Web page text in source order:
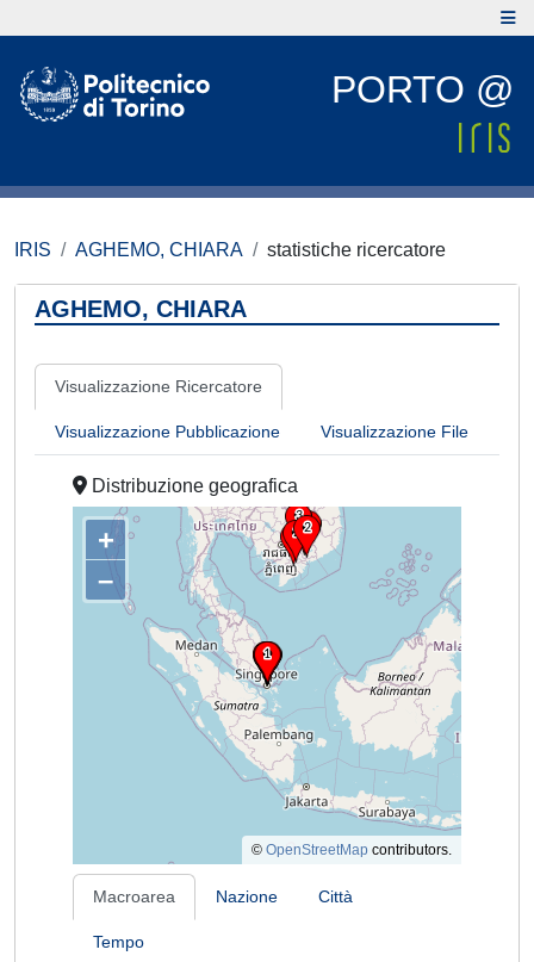
PORTO @
IRIS AGHEMO, CHIARA statistiche ricercatore
AGHEMO, CHIARA
Visualizzazione Ricercatore
Visualizzazione Pubblicazione Visualizzazione File
Distribuzione geografica
+
–
© OpenStreetMap contributors.
Macroarea Nazione Città
Tempo